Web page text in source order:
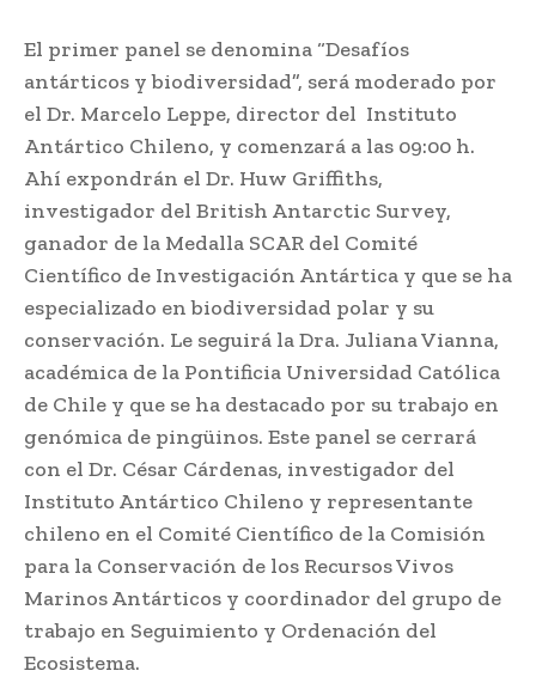
El primer panel se denomina “Desafíos
antárticos y biodiversidad”, será moderado por
el Dr. Marcelo Leppe, director del Instituto
Antártico Chileno, y comenzará a las 09:00 h.
Ahí expondrán el Dr. Huw Griffiths,
investigador del British Antarctic Survey,
ganador de la Medalla SCAR del Comité
Científico de Investigación Antártica y que se ha
especializado en biodiversidad polar y su
conservación. Le seguirá la Dra. Juliana Vianna,
académica de la Pontificia Universidad Católica
de Chile y que se ha destacado por su trabajo en
genómica de pingüinos. Este panel se cerrará
con el Dr. César Cárdenas, investigador del
Instituto Antártico Chileno y representante
chileno en el Comité Científico de la Comisión
para la Conservación de los Recursos Vivos
Marinos Antárticos y coordinador del grupo de
trabajo en Seguimiento y Ordenación del
Ecosistema.